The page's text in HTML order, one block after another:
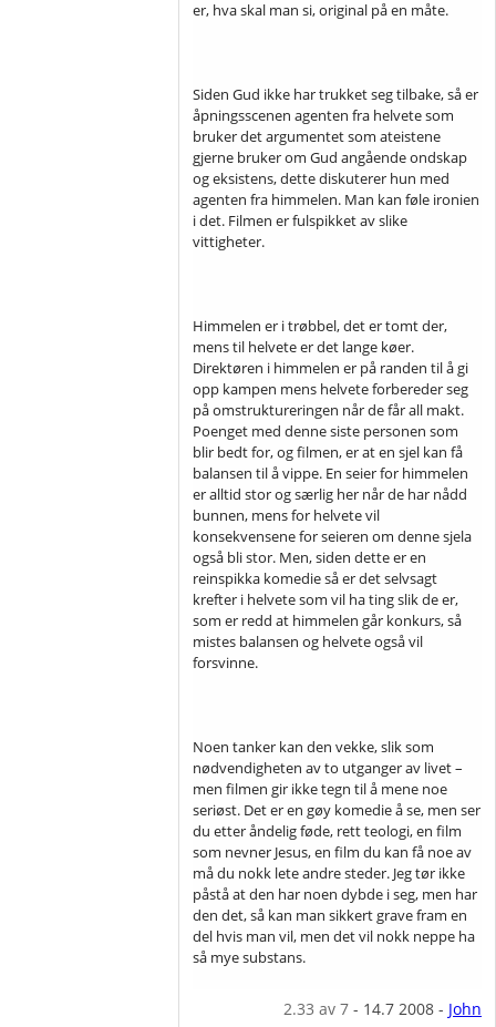
er, hva skal man si, original på en måte.
Siden Gud ikke har trukket seg tilbake, så er
åpningsscenen agenten fra helvete som
bruker det argumentet som ateistene
gjerne bruker om Gud angående ondskap
og eksistens, dette diskuterer hun med
agenten fra himmelen. Man kan føle ironien
i det. Filmen er fulspikket av slike
vittigheter.
Himmelen er i trøbbel, det er tomt der,
mens til helvete er det lange køer.
Direktøren i himmelen er på randen til å gi
opp kampen mens helvete forbereder seg
på omstruktureringen når de får all makt.
Poenget med denne siste personen som
blir bedt for, og filmen, er at en sjel kan få
balansen til å vippe. En seier for himmelen
er alltid stor og særlig her når de har nådd
bunnen, mens for helvete vil
konsekvensene for seieren om denne sjela
også bli stor. Men, siden dette er en
reinspikka komedie så er det selvsagt
krefter i helvete som vil ha ting slik de er,
som er redd at himmelen går konkurs, så
mistes balansen og helvete også vil
forsvinne.
Noen tanker kan den vekke, slik som
nødvendigheten av to utganger av livet –
men filmen gir ikke tegn til å mene noe
seriøst. Det er en gøy komedie å se, men ser
du etter åndelig føde, rett teologi, en film
som nevner Jesus, en film du kan få noe av
må du nokk lete andre steder. Jeg tør ikke
påstå at den har noen dybde i seg, men har
den det, så kan man sikkert grave fram en
del hvis man vil, men det vil nokk neppe ha
så mye substans.
2.33 av 7- 14.7 2008- John